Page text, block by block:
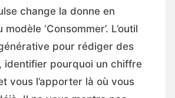
change la donne en
‘Consommer’. L’outil
pour rédiger des
identifier pourquoi un chiffre
vous l’apporter là où vous